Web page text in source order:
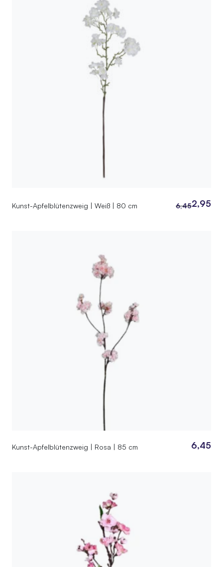
Kunst-Apfelblütenzweig | Weiß | 80 cm 6,452,95
Kunst-Apfelblütenzweig | Rosa | 85 cm 6,45